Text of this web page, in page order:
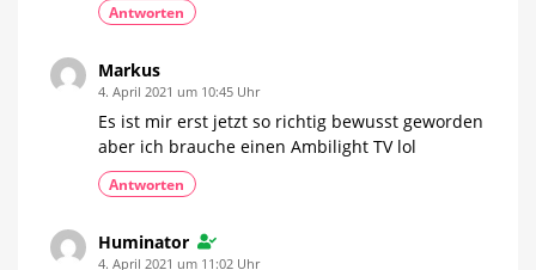
Antworten
Markus
4. April 2021 um 10:45 Uhr
Es ist mir erst jetzt so richtig bewusst geworden
aber ich brauche einen Ambilight TV lol
Antworten
Huminator
4. April 2021 um 11:02 Uhr